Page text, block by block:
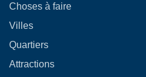
Choses à faire
Villes
Quartiers
Attractions